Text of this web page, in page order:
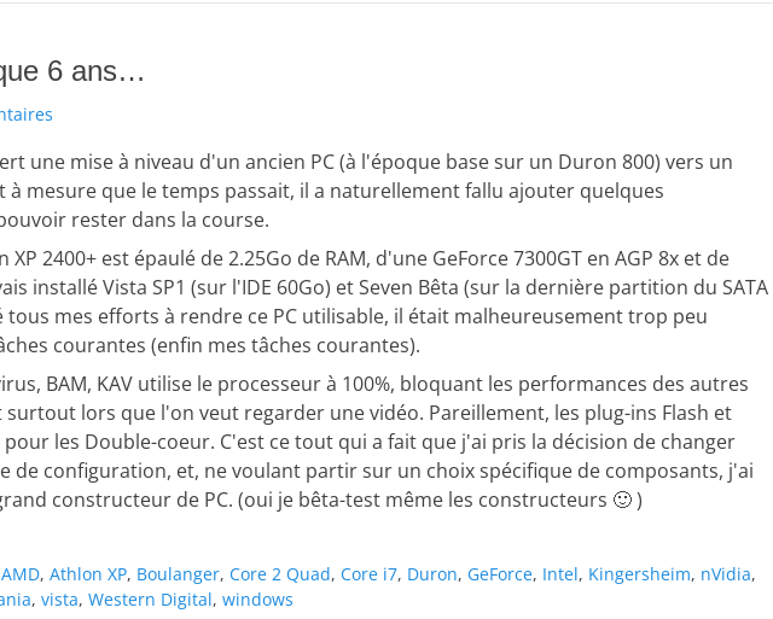
6 ans…
une mise à niveau d'un ancien PC (à l'époque base sur un Duron 800) vers un
à mesure que le temps passait, il a naturellement fallu ajouter quelques
rester dans la course.
2400+ est épaulé de 2.25Go de RAM, d'une GeForce 7300GT en AGP 8x et de
installé Vista SP1 (sur l'IDE 60Go) et Seven Bêta (sur la dernière partition du SATA
tous mes efforts à rendre ce PC utilisable, il était malheureusement trop peu
courantes (enfin mes tâches courantes).
BAM, KAV utilise le processeur à 100%, bloquant les performances des autres
lors que l'on veut regarder une vidéo. Pareillement, les plug-ins Flash et
les Double-coeur. C'est ce tout qui a fait que j'ai pris la décision de changer
de configuration, et, ne voulant partir sur un choix spécifique de composants, j'ai
constructeur de PC. (oui je bêta-test même les constructeurs 🙂 )
AMD, Athlon XP, Boulanger, Core 2 Quad, Core i7, Duron, GeForce, Intel, Kingersheim, nVidia,
, vista, Western Digital, windows